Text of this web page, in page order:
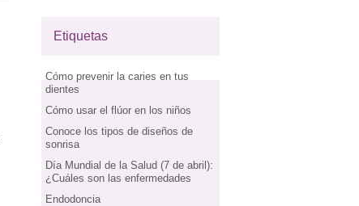
Etiquetas
Cómo prevenir la caries en tus
dientes
Cómo usar el flúor en los niños
Conoce los tipos de diseños de
sonrisa
Día Mundial de la Salud (7 de abril):
¿Cuáles son las enfermedades
Endodoncia